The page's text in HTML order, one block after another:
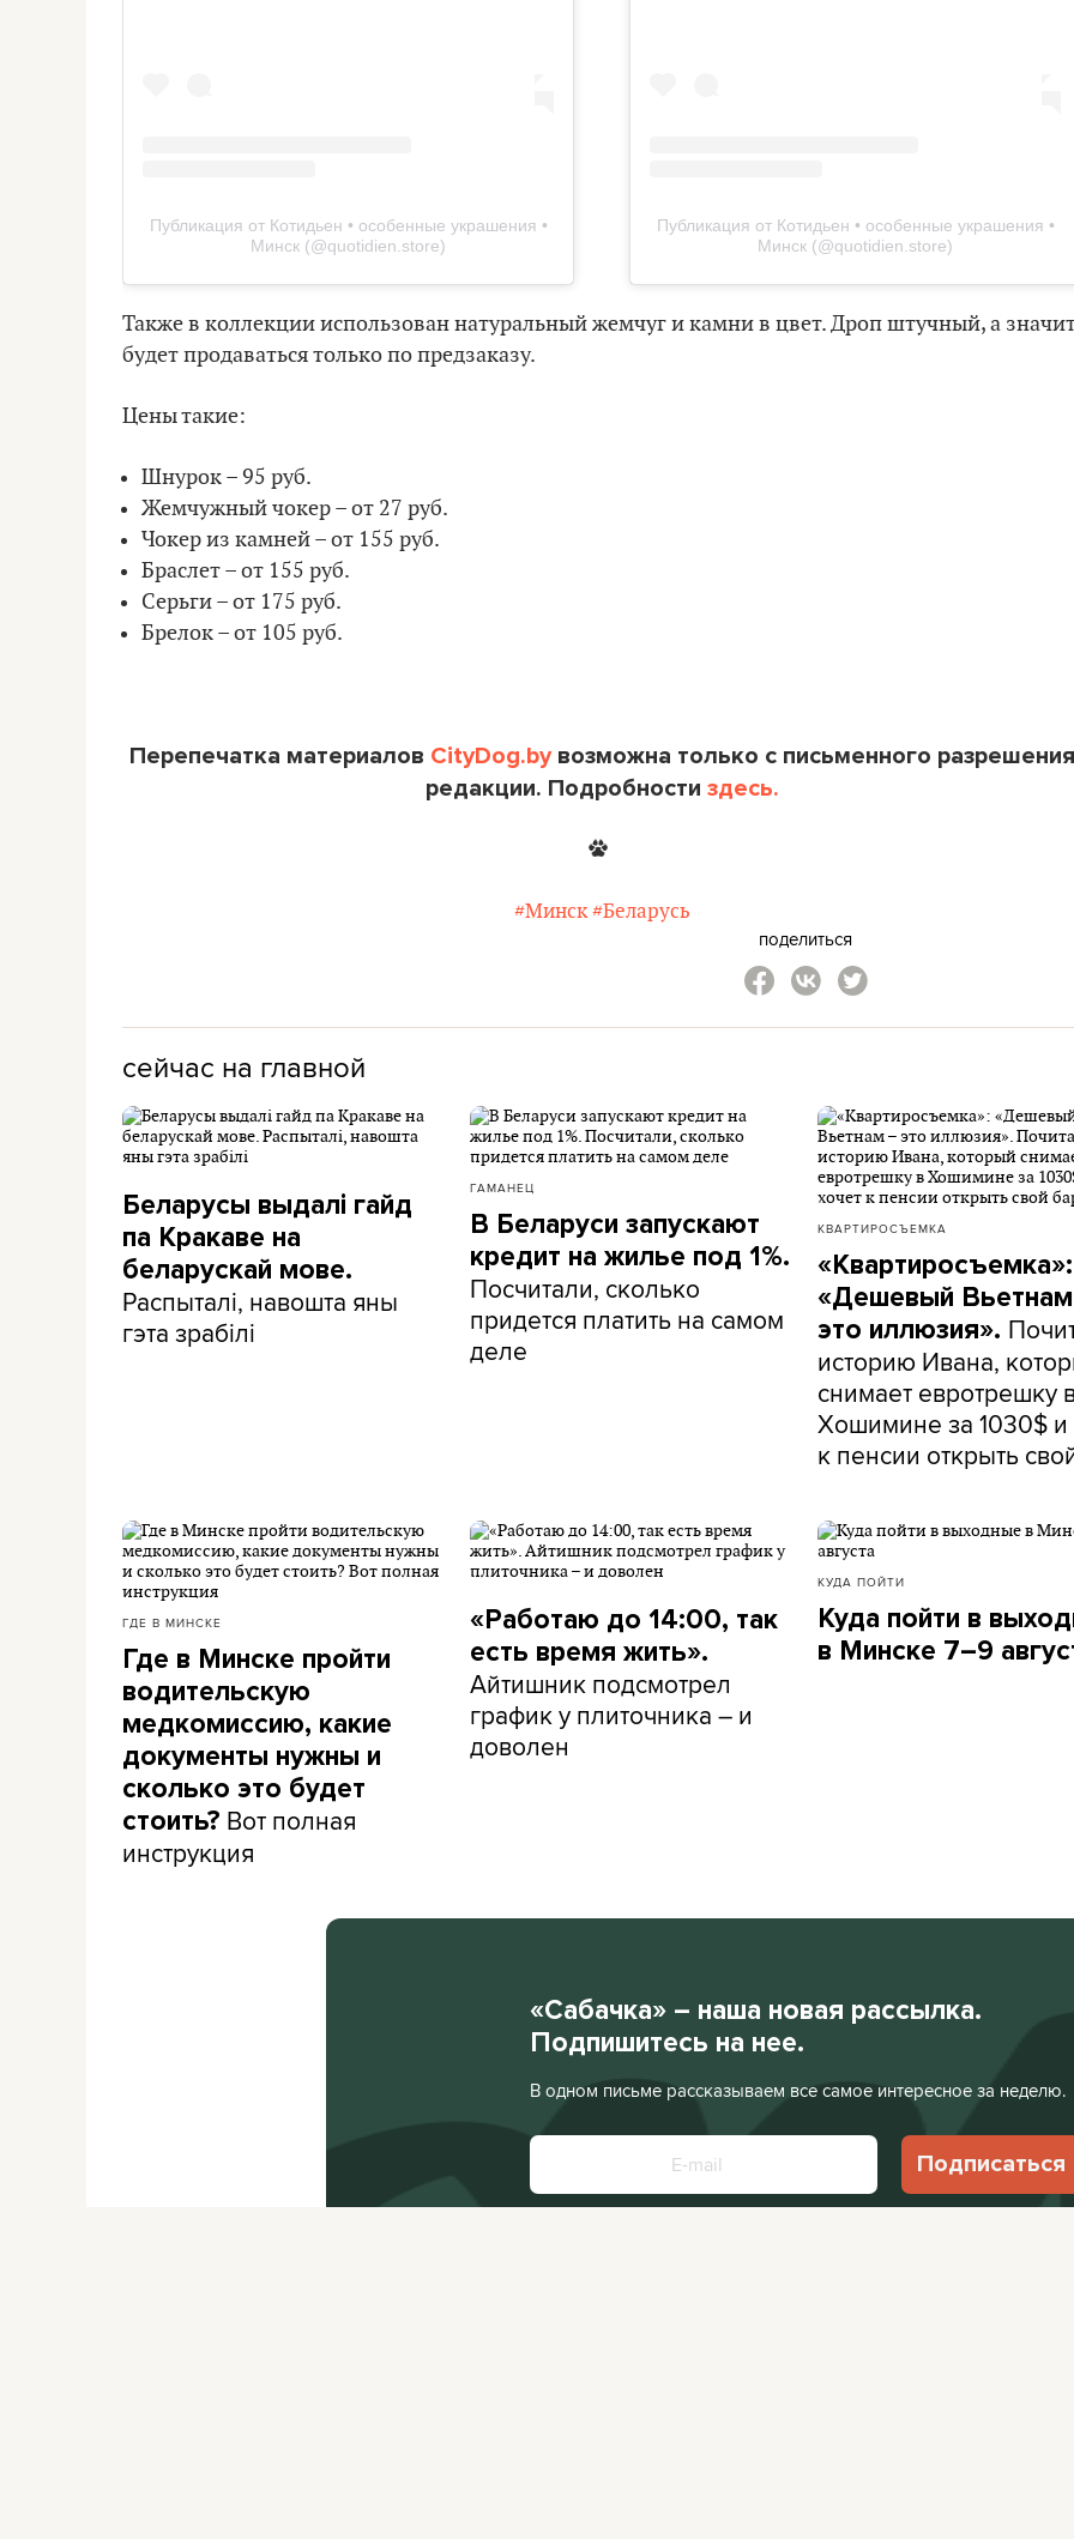
Публикация от Котидьен • особенные украшения •
Минск (@quotidien.store)
Публикация от Котидьен • особенные украшения •
Минск (@quotidien.store)
Также в коллекции использован натуральный жемчуг и камни в цвет. Дроп штучный, а
будет продаваться только по предзаказу.
Цены такие:
Шнурок – 95 руб.
Жемчужный чокер – от 27 руб.
Чокер из камней – от 155 руб.
Браслет – от 155 руб.
Серьги – от 175 руб.
Брелок – от 105 руб.
Перепечатка материалов CityDog.byвозможна только с письменного разрешения
редакции. Подробности здесь.
#Минск #Беларусь
поделиться
сейчас на главной
Беларусы выдалі гайд
па Кракаве на
беларускай мове.
Распыталі, навошта яны
гэта зрабілі
ГАМАНЕЦ
В Беларуси запускают
кредит на жилье под 1%.
Посчитали, сколько
придется платить на самом
деле
КВАРТИРОСЪЕМКА
«Квартиросъемка»:
«Дешевый
это иллюзия».
историю Ивана,
снимает евротрешку
Хошимине за 1030$ и
к пенсии открыть
ГДЕ В МИНСКЕ
Где в Минске пройти
водительскую
медкомиссию, какие
документы нужны и
сколько это будет
стоить? Вот полная
инструкция
«Работаю до 14:00, так
есть время жить».
Айтишник подсмотрел
график у плиточника – и
доволен
КУДА ПОЙТИ
Куда пойти в
в Минске 7–9
«Сабачка» – наша новая рассылка.
Подпишитесь на нее.
В одном письме рассказываем все самое интересное за неделю.
Подписаться